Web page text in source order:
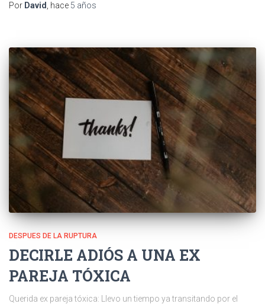
Por David, hace 5 años
DESPUES DE LA RUPTURA
DECIRLE ADIÓS A UNA EX
PAREJA TÓXICA
Querida ex pareja tóxica: Llevo un tiempo ya transitando por el